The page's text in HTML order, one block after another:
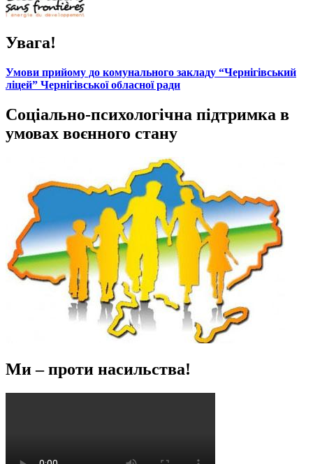
Увага!
Умови прийому до комунального закладу “Чернігівський
ліцей” Чернігівської обласної ради
Соціально-психологічна підтримка в
умовах воєнного стану
Ми – проти насильства!